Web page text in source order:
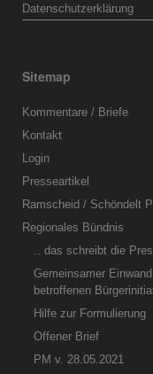
Datenschutzerklärung
Sitemap
Kommentare / Briefe
Kontakt
Login
Presseartikel
Ramscheid / Schöndelt
Regionales Bündnis
.. das schreibt die
Gemeinsamer
betroffenen
Hilfe zur Formulierung
Offener Brief
PM v. 28.05.2021